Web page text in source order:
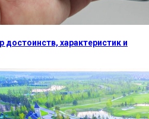
достоинств, характеристик и